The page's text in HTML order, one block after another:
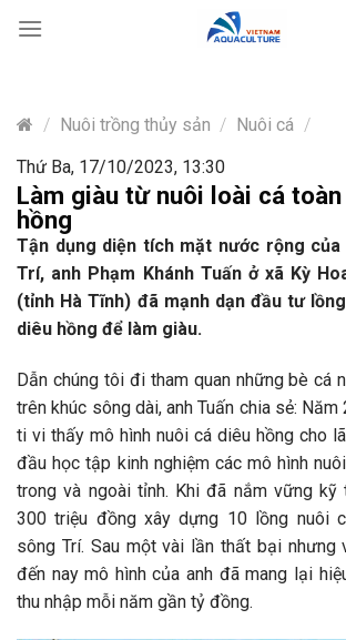
content
/ Nuôi trồng thủy sản / Nuôi cá /
Thứ Ba, 17/10/2023, 13:30
Làm giàu từ nuôi loài cá
hồng
Tận dụng diện tích mặt nước rộng của
Trí, anh Phạm Khánh Tuấn ở xã Kỳ
(tỉnh Hà Tĩnh) đã mạnh dạn đầu tư
diêu hồng để làm giàu.
Dẫn chúng tôi đi tham quan những bè cá
trên khúc sông dài, anh Tuấn chia sẻ:
ti vi thấy mô hình nuôi cá diêu hồng cho
đầu học tập kinh nghiệm các mô hình
trong và ngoài tỉnh. Khi đã nắm vững kỹ
300 triệu đồng xây dựng 10 lồng nuôi
sông Trí. Sau một vài lần thất bại nhưng
đến nay mô hình của anh đã mang lại
thu nhập mỗi năm gần tỷ đồng.